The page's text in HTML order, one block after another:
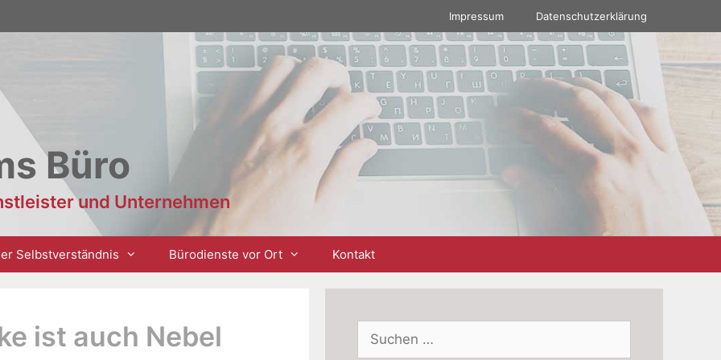
Impressum Datenschutzerklärung
Büro
und Unternehmen
Selbstverständnis Bürodienste vor Ort Kontakt
ist auch Nebel
Suchen
nach: